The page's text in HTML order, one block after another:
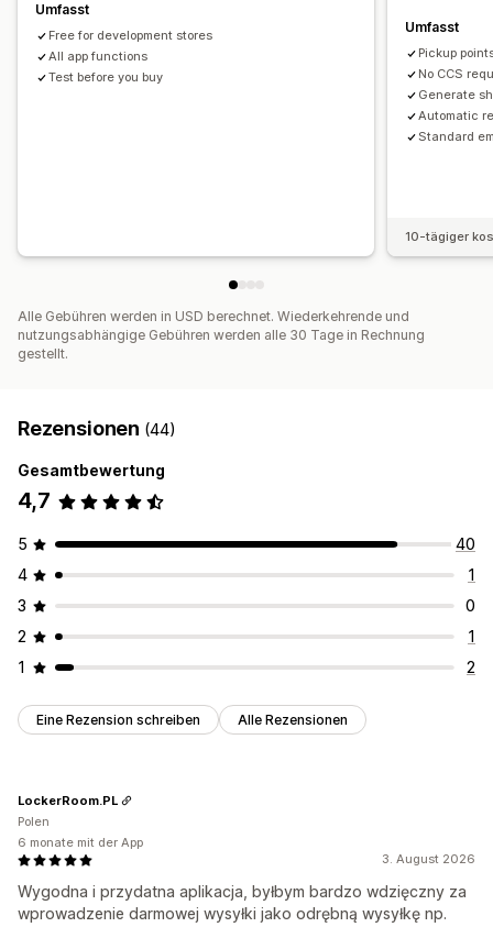
Umfasst
Free for development stores
All app functions
Test before you buy
Umfasst
Pickup
No CCS
Generate
Automatic
Standard
10-tägiger
Alle Gebühren werden in USD berechnet. Wiederkehrende und
nutzungsabhängige Gebühren werden alle 30 Tage in Rechnung
gestellt.
Rezensionen (44)
Gesamtbewertung
4,7
5
40
4
1
3
0
2
1
1
2
Eine Rezension schreiben Alle Rezensionen
3. August 2026
Wygodna i przydatna aplikacja, byłbym bardzo wdzięczny za
wprowadzenie darmowej wysyłki jako odrębną wysyłkę np.
LockerRoom.PL
Polen
6 monate mit der App